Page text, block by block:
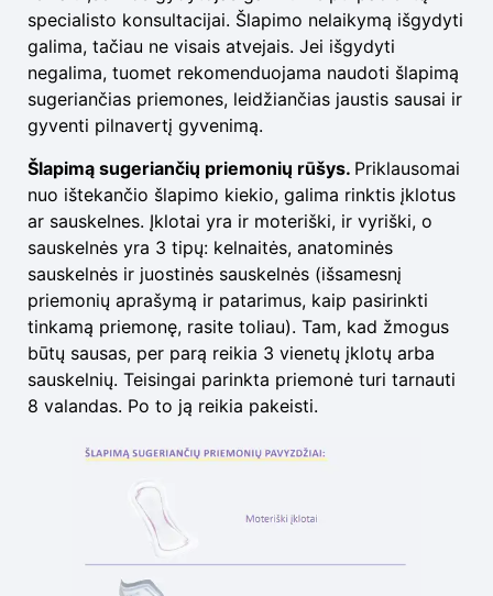
specialisto konsultacijai. Šlapimo nelaikymą išgydyti
galima, tačiau ne visais atvejais. Jei išgydyti
negalima, tuomet rekomenduojama naudoti šlapimą
sugeriančias priemones, leidžiančias jaustis sausai ir
gyventi pilnavertį gyvenimą.
Šlapimą sugeriančių priemonių rūšys. Priklausomai
nuo ištekančio šlapimo kiekio, galima rinktis įklotus
ar sauskelnes. Įklotai yra ir moteriški, ir vyriški, o
sauskelnės yra 3 tipų: kelnaitės, anatominės
sauskelnės ir juostinės sauskelnės (išsamesnį
priemonių aprašymą ir patarimus, kaip pasirinkti
tinkamą priemonę, rasite toliau). Tam, kad žmogus
būtų sausas, per parą reikia 3 vienetų įklotų arba
sauskelnių. Teisingai parinkta priemonė turi tarnauti
8 valandas. Po to ją reikia pakeisti.